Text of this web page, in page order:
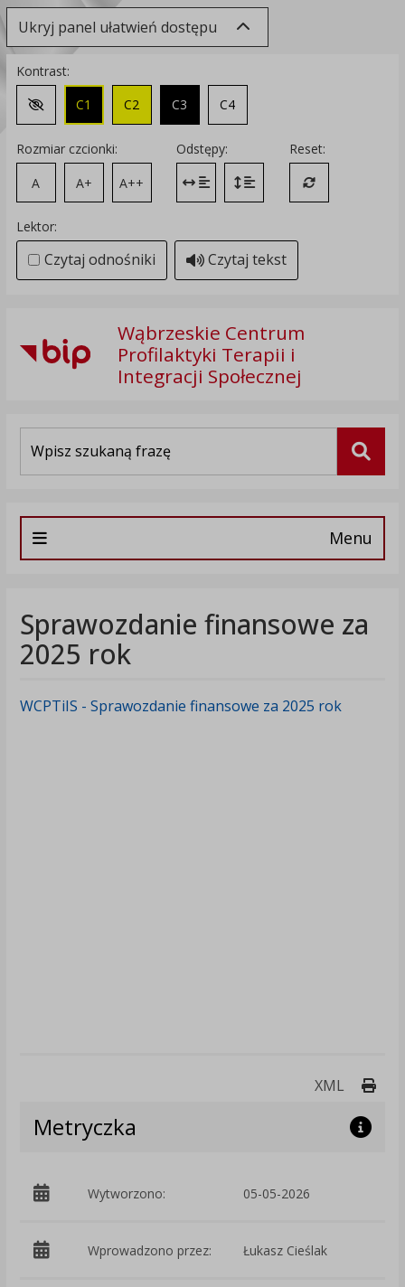
Ukryj panel ułatwień dostępu
Kontrast:
Zmień kontrast na domyślny
C1 C2 C3 C4
Rozmiar czcionki:
A
A+ A++
Odstępy:
Zmień odstęp między literami
Zmień interlinię i margines
Reset:
Przywróć
Lektor:
Czytaj odnośniki Czytaj tekst
Wąbrzeskie Centrum
Profilaktyki Terapii i
Integracji Społecznej
Menu
Sprawozdanie finansowe za
2025 rok
WCPTiIS - Sprawozdanie finansowe za 2025 rok
XML
Metryczka
Wytworzono: 05-05-2026
Wprowadzono przez: Łukasz Cieślak